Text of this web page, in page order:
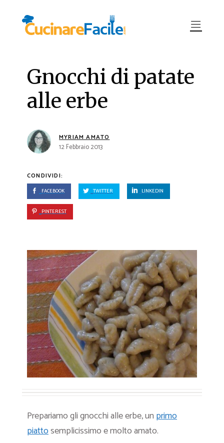
Gnocchi di patate
alle erbe
MYRIAM AMATO
12 Febbraio 2013
CONDIVIDI:
FACEBOOK TWITTER LINKEDIN
PINTEREST
Prepariamo gli gnocchi alle erbe, un primo
piattosemplicissimo e molto amato.